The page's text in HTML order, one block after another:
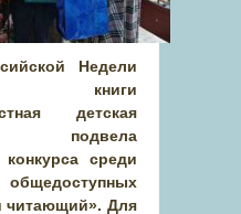
Недели
книги
детская
подвела
среди
читающий». Для